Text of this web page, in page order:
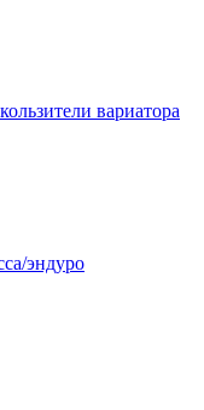
вариатора
эндуро